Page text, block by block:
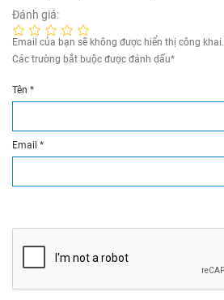
Đánh giá:
Email của bạn sẽ không được hiển thị công khai.
Các trường bắt buộc được đánh dấu*
Tên *
Email *